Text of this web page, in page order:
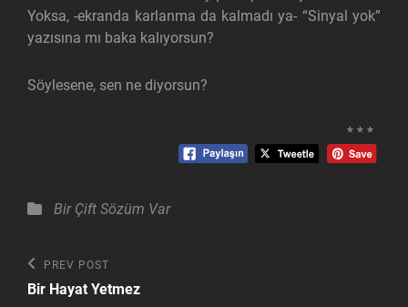
Yoksa, -ekranda karlanma da kalmadı ya- “Sinyal yok”
yazısına mı baka kalıyorsun?
Söylesene, sen ne diyorsun?
* * *
Categories
Bir Çift Sözüm Var
Yazı
gezinmesi
Previous
Post
PREV POST
Bir Hayat Yetmez